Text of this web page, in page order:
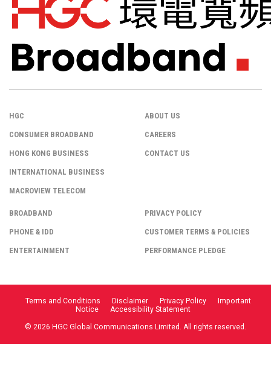
HGC
CONSUMER BROADBAND
HONG KONG BUSINESS
INTERNATIONAL BUSINESS
MACROVIEW TELECOM
ABOUT US
CAREERS
CONTACT US
BROADBAND
PHONE & IDD
ENTERTAINMENT
PRIVACY POLICY
CUSTOMER TERMS & POLICIES
PERFORMANCE PLEDGE
Terms and Conditions Disclaimer Privacy Policy
Important
Notice
Accessibility Statement
© 2026 HGC Global Communications Limited. All rights reserved.